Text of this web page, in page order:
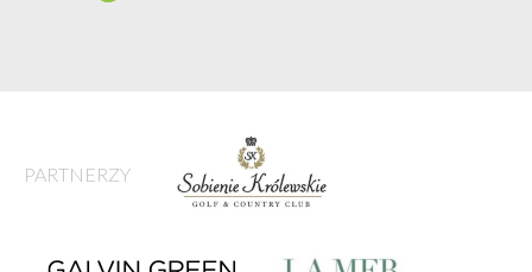
PARTNERZY